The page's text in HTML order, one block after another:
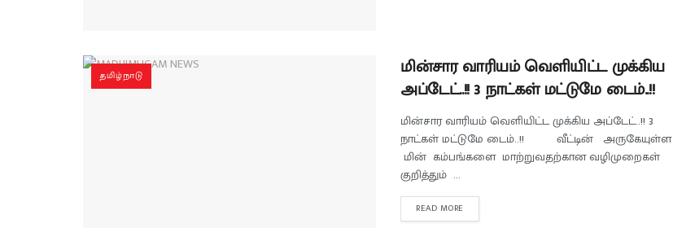
தமிழ்நாடு
மின்சார வாரியம் வெளியிட்ட முக்கிய
அப்டேட்..!! 3 நாட்கள் மட்டுமே டைம்..!!
மின்சார வாரியம் வெளியிட்ட முக்கிய அப்டேட்..!! 3
நாட்கள் மட்டுமே டைம்..!! வீட்டின் அருகேயுள்ள
மின் கம்பங்களை மாற்றுவதற்கான வழிமுறைகள்
குறித்தும் ...
READ MORE